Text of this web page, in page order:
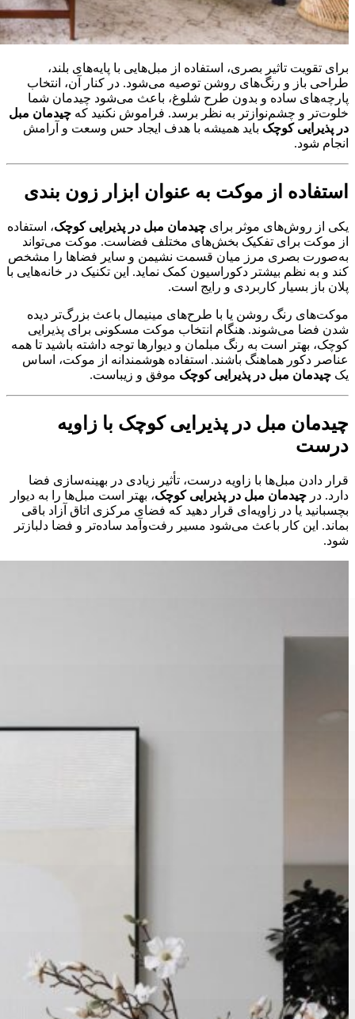
برای تقویت تاثیر بصری، استفاده از مبل‌هایی با پایه‌های بلند،
طراحی باز و رنگ‌های روشن توصیه می‌شود. در کنار آن، انتخاب
پارچه‌های ساده و بدون طرح شلوغ، باعث می‌شود چیدمان شما
خلوت‌تر و چشم‌نوازتر به نظر برسد. فراموش نکنید که چیدمان مبل
در پذیرایی کوچک باید همیشه با هدف ایجاد حس وسعت و آرامش
انجام شود.
استفاده از موکت به عنوان ابزار زون‌ بندی
یکی از روش‌های موثر برای چیدمان مبل در پذیرایی کوچک، استفاده
از موکت برای تفکیک بخش‌های مختلف فضاست. موکت می‌تواند
به‌صورت بصری مرز میان قسمت نشیمن و سایر فضاها را مشخص
کند و به نظم بیشتر دکوراسیون کمک نماید. این تکنیک در خانه‌هایی با
پلان باز بسیار کاربردی و رایج است.
موکت‌های رنگ روشن یا با طرح‌های مینیمال باعث بزرگ‌تر دیده
شدن فضا می‌شوند. هنگام انتخاب موکت مسکونی برای پذیرایی
کوچک، بهتر است به رنگ مبلمان و دیوارها توجه داشته باشید تا همه
عناصر دکور هماهنگ باشند. استفاده هوشمندانه از موکت، اساس
یک چیدمان مبل در پذیرایی کوچک موفق و زیباست.
چیدمان مبل در پذیرایی کوچک با زاویه
درست
قرار دادن مبل‌ها با زاویه درست، تأثیر زیادی در بهینه‌سازی فضا
دارد. در چیدمان مبل در پذیرایی کوچک، بهتر است مبل‌ها را به دیوار
بچسبانید یا در زاویه‌ای قرار دهید که فضای مرکزی اتاق آزاد باقی
بماند. این کار باعث می‌شود مسیر رفت‌وآمد ساده‌تر و فضا دلبازتر
شود.